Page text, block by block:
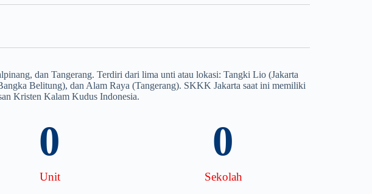
dan Tangerang. Terdiri dari lima unti atau lokasi: Tangki Lio (Jakarta
Belitung), dan Alam Raya (Tangerang). SKKK Jakarta saat ini memiliki
Kristen Kalam Kudus Indonesia.
Unit
0
Sekolah
0